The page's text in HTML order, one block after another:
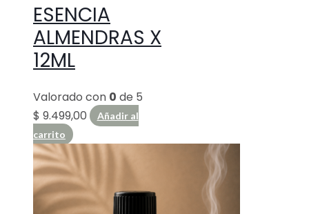
ESENCIA
ALMENDRAS X
12ML
Valorado con 0 de 5
$ 9.499,00
Añadir al
carrito